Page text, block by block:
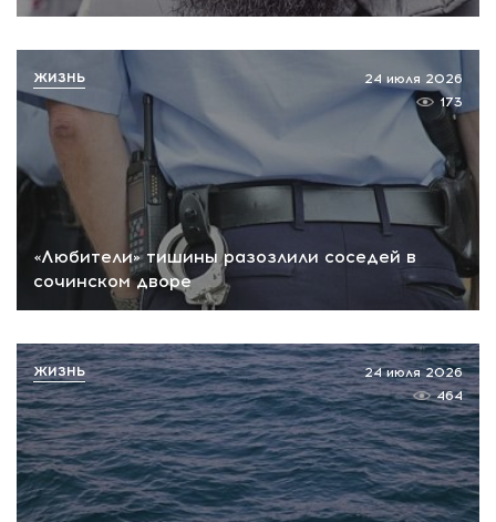
«Любители» тишины разозлили соседей в
сочинском дворе
24 июля 2026
173
ЖИЗНЬ
24 июля 2026
464
ЖИЗНЬ